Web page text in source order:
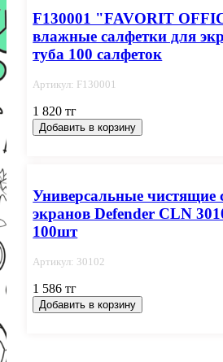
F130001 "FAVORIT
влажные салфетки для
туба 100 салфеток
Артикул: F130001
1 820 тг
Добавить в корзину
Универсальные чистящие
экранов Defender CLN
100шт
Артикул: 30102
1 586 тг
Добавить в корзину